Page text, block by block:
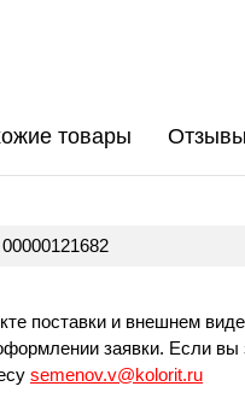
товары Отзывы
00000121682
поставки и внешнем
заявки. Если вы
semenov.v@kolorit.ru